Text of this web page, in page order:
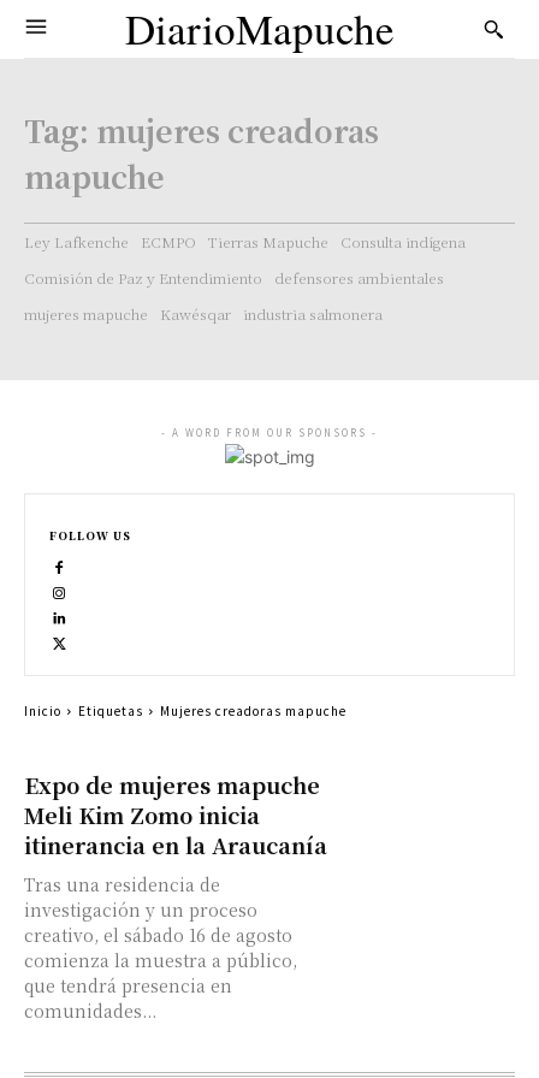
DiarioMapuche
Tag: mujeres creadoras
mapuche
Ley Lafkenche ECMPO Tierras Mapuche
Consulta indígena
Comisión de Paz y Entendimiento
defensores ambientales
mujeres mapuche
Kawésqar industria salmonera
Expo de mujeres mapuche
Meli Kim Zomo inicia
itinerancia en la Araucanía
Tras una residencia de
investigación y un proceso
creativo, el sábado 16 de agosto
comienza la muestra a público,
que tendrá presencia en
comunidades...
- A WORD FROM OUR SPONSORS -
FOLLOW US
Inicio Etiquetas Mujeres creadoras mapuche